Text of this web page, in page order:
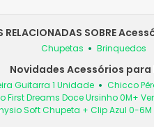
RELACIONADAS SOBRE
Chupetas Brinquedos
Novidades Acessórios para
Guitarra 1 Unidade Chicco
First Dreams Doce Ursinho 0M+
Soft Chupeta + Clip Azul 0-6M